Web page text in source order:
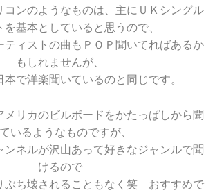
コンのようなものは、主にＵＫシングル
を基本としていると思うので、
ティストの曲もＰＯＰ聞いてればあるか
もしれませんが、
で洋楽聞いているのと同じです。
メリカのビルボードをかたっぱしから聞
いるようなものですが、
ンネルが沢山あって好きなジャンルで聞
けるので
ぶち壊されることもなく笑 おすすめで